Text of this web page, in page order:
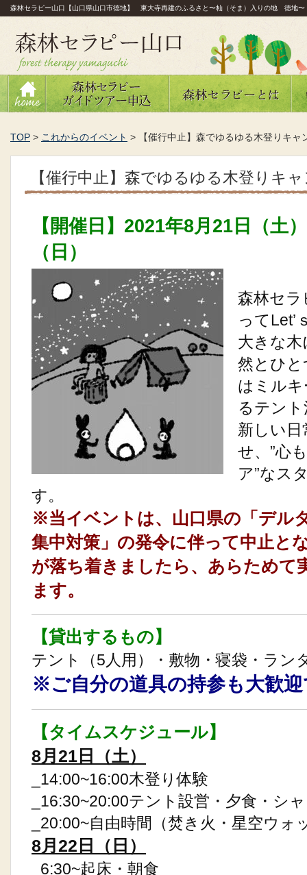
森林セラピー山口【山口県山口市徳地】 東大寺再建のふるさと〜杣（そま）入りの地 徳地〜
TOP > これからのイベント > 【催行中止】森でゆるゆる木登りキャ
【催行中止】森でゆるゆる木登りキ
【開催日】2021年8月21日（土
（日）
森林セラ
ってLet’
大きな
然とひ
はミル
るテント
新しい
せ、”心
ア”なス
す。
※当イベントは、山口県の「デル
集中対策」の発令に伴って中止と
が落ち着きましたら、あらためて
ます。
【貸出するもの】
テント（5人用）・敷物・寝袋・ラン
※ご自分の道具の持参も大歓迎
【タイムスケジュール】
8月21日（土）
_14:00~16:00木登り体験
_16:30~20:00テント設営・夕食・シ
_20:00~自由時間（焚き火・星空ウォ
8月22日（日）
_6:30~起床・朝食